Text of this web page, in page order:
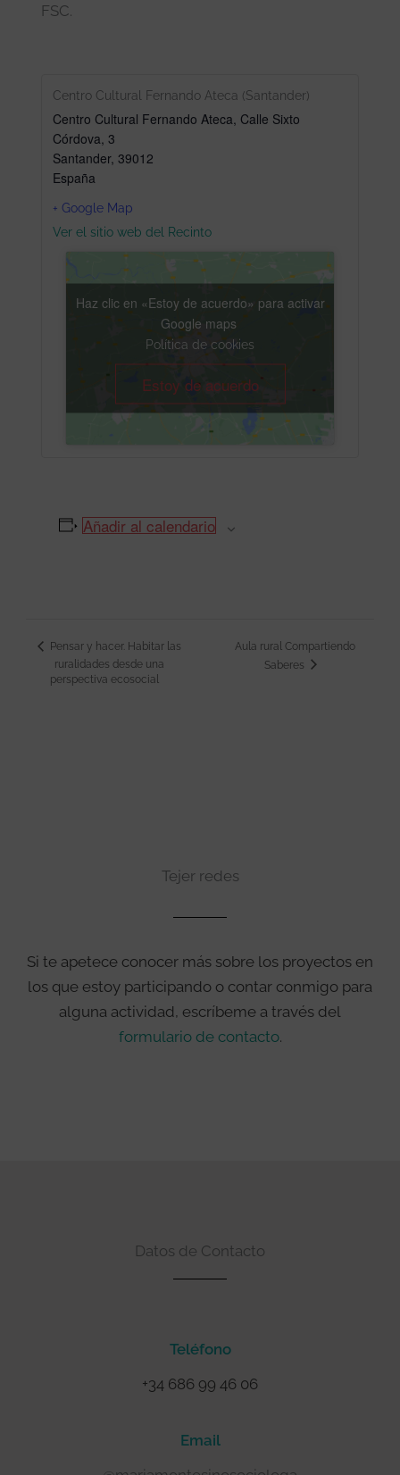
FSC.
Centro Cultural Fernando Ateca (Santander)
Centro Cultural Fernando Ateca, Calle Sixto
Córdova, 3
Santander, 39012
España
+ Google Map
Ver el sitio web del Recinto
Haz clic en «Estoy de acuerdo» para activar
Google maps
Política de cookies
Estoy de acuerdo
Añadir al calendario
Navegación
Pensar y hacer. Habitar las
ruralidades desde una
perspectiva ecosocial
Aula rural Compartiendo
Saberes
Tejer redes
Si te apetece conocer más sobre los proyectos en
los que estoy participando o contar conmigo para
alguna actividad, escríbeme a través del
formulario de contacto.
Datos de Contacto
Teléfono
+34 686 99 46 06
Email